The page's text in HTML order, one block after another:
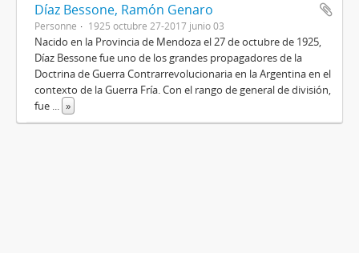
Díaz Bessone, Ramón Genaro
Personne 1925 octubre 27-2017 junio 03
Nacido en la Provincia de Mendoza el 27 de octubre de 1925,
Díaz Bessone fue uno de los grandes propagadores de la
Doctrina de Guerra Contrarrevolucionaria en la Argentina en el
contexto de la Guerra Fría. Con el rango de general de división,
fue ... »